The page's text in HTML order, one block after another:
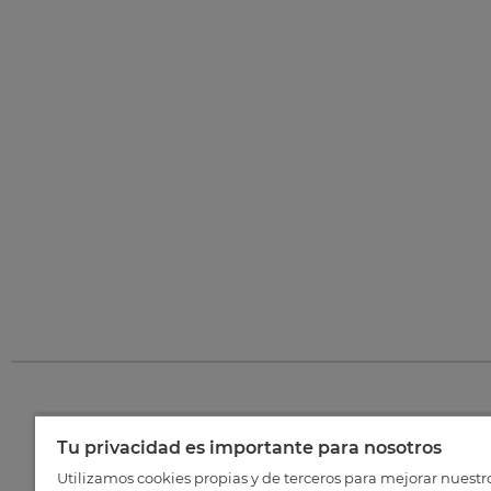
Tu privacidad es importante para nosotros
Utilizamos cookies propias y de terceros para mejorar